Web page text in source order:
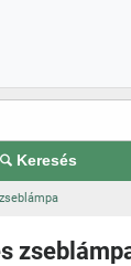
Keresés